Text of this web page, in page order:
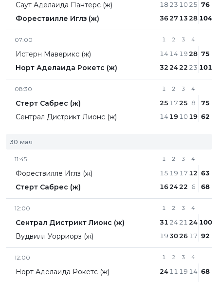
Саут Аделаида Пантерс (ж)
Форествилле Иглз (ж)
18
36
23
27
10
13
25
28
76
104
07:00
Истерн Маверикс (ж)
Норт Аделаида Рокетс (ж)
1
14
32
2
14
24
3
19
22
4
28
23
75
101
08:30
Стерт Сабрес (ж)
Сентрал Дистрикт Лионc (ж)
1
25
14
2
17
19
3
25
10
4
8
19
75
62
30 мая
11:45
Форествилле Иглз (ж)
Стерт Сабрес (ж)
1
15
16
2
19
24
3
17
22
4
12
6
63
68
12:00
Сентрал Дистрикт Лионc (ж)
Вудвилл Уорриорз (ж)
1
31
19
2
24
30
3
21
26
4
24
17
100
92
12:00
Норт Аделаида Рокетс (ж)
1
24
2
11
3
19
4
14 68